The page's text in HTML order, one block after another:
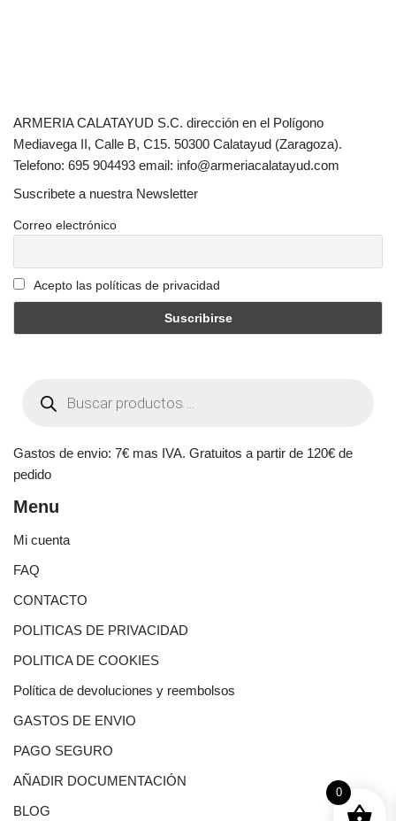
ARMERIA CALATAYUD S.C. dirección en el Polígono
Mediavega II, Calle B, C15. 50300 Calatayud (Zaragoza).
Telefono: 695 904493 email: info@armeriacalatayud.com
Suscribete a nuestra Newsletter
Correo electrónico
Acepto las políticas de privacidad
Gastos de envio: 7€ mas IVA. Gratuitos a partir de 120€ de
pedido
Menu
Mi cuenta
FAQ
CONTACTO
POLITICAS DE PRIVACIDAD
POLITICA DE COOKIES
Política de devoluciones y reembolsos
GASTOS DE ENVIO
PAGO SEGURO
AÑADIR DOCUMENTACIÓN
BLOG
0